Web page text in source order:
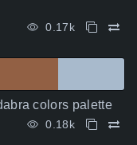
0.17k
colors palette
0.18k